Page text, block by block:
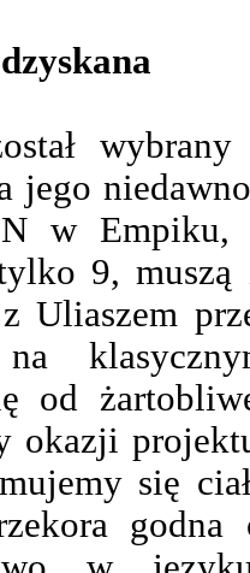
jego
w
9,
Uliaszem
od
okazji
się